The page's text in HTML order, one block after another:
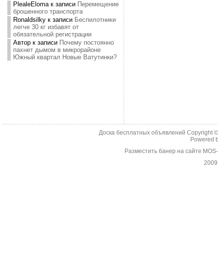
PlealeElomaк записи Перемещение
брошенного транспорта
Ronaldsilkyк записи Беспилотники
легче 30 кг избавят от
обязательной регистрации
Авторк записи Почему постоянно
пахнет дымом в микрорайоне
Южный квартал Новые Ватутинки?
Доска бесплатных объявлений Copyright
Powered
Разместить банер на сайте